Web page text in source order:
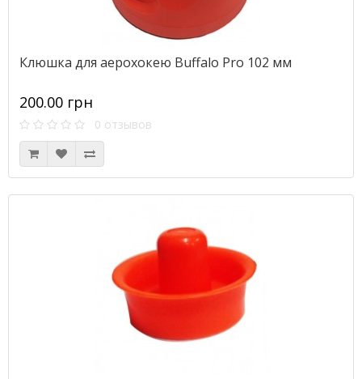
Клюшка для аерохокею Buffalo Pro 102 мм
200.00 грн
0 отзывов